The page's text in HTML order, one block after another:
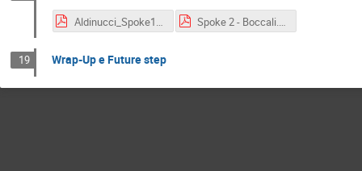
Aldinucci_Spoke1FutureHPC280922.pdf Spoke 2 - Boccali.pdf
19 Wrap-Up e Future step